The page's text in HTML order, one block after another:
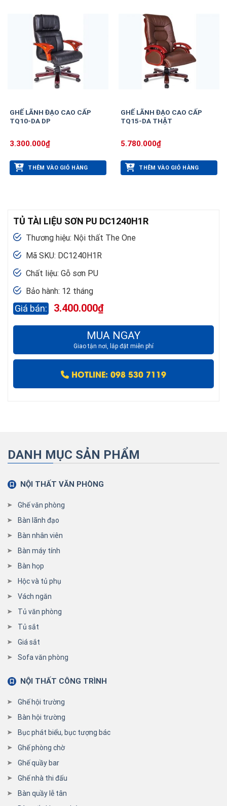
GHẾ LÃNH ĐẠO CAO CẤP
TQ10-DA DP
3.300.000₫
THÊM VÀO GIỎ HÀNG
GHẾ LÃNH ĐẠO CAO CẤP
TQ15-DA THẬT
5.780.000₫
THÊM VÀO GIỎ HÀNG
TỦ TÀI LIỆU SƠN PU DC1240H1R
Thương hiệu: Nội thất The One
Mã SKU: DC1240H1R
Chất liệu: Gỗ sơn PU
Bảo hành: 12 tháng
3.400.000₫
MUA NGAY
Giao tận nơi, lắp đặt miễn phí
HOTLINE: 098 530 7119
DANH MỤC SẢN PHẨM
NỘI THẤT VĂN PHÒNG
Ghế văn phòng
Bàn lãnh đạo
Bàn nhân viên
Bàn máy tính
Bàn họp
Hộc và tủ phụ
Vách ngăn
Tủ văn phòng
Tủ sắt
Giá sắt
Sofa văn phòng
NỘI THẤT CÔNG TRÌNH
Ghế hội trường
Bàn hội trường
Bục phát biểu, bục tượng bác
Ghế phòng chờ
Ghế quầy bar
Ghế nhà thi đấu
Bàn quầy lễ tân